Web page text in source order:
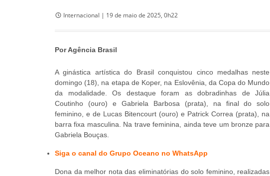
Internacional | 19 de maio de 2025, 0h22
Por Agência Brasil
A ginástica artística do Brasil conquistou cinco medalhas neste
domingo (18), na etapa de Koper, na Eslovênia, da Copa do Mundo
da modalidade. Os destaque foram as dobradinhas de Júlia
Coutinho (ouro) e Gabriela Barbosa (prata), na final do solo
feminino, e de Lucas Bitencourt (ouro) e Patrick Correa (prata), na
barra fixa masculina. Na trave feminina, ainda teve um bronze para
Gabriela Bouças.
Siga o canal do Grupo Oceano no WhatsApp
Dona da melhor nota das eliminatórias do solo feminino, realizadas